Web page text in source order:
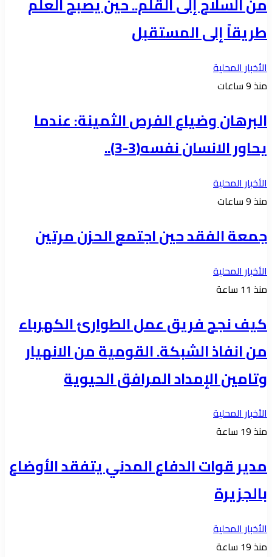
طريقاً إلى المستقبل
الأخبار المحلية
منذ 9 ساعات
البرهان وضياع الفرص الثمينة: عندما
يحاور الانسان نفسه(3-3)..
الأخبار المحلية
منذ 9 ساعات
جمعة الفقد حين اجتمع الحزن مرتين
الأخبار المحلية
منذ 11 ساعة
كيف نجح فريق عمل الطوارئ الكهرباء
من انفاذ الشبكة. القومية من الانهيار
وتامين الإمداد المرافق الحيوية
الأخبار المحلية
منذ 19 ساعة
مدير قوات الدفاع المدني يتفقد الأوضاع
بالجزيرة
الأخبار المحلية
منذ 19 ساعة